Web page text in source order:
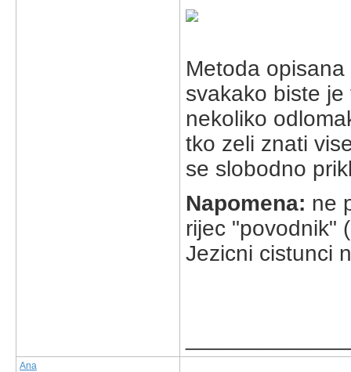
Metoda
svakako biste
nekoliko
tko zeli znati
se slobodno
Napomena: ne
rijec "povodnik"
Jezicni cistunci
Ana